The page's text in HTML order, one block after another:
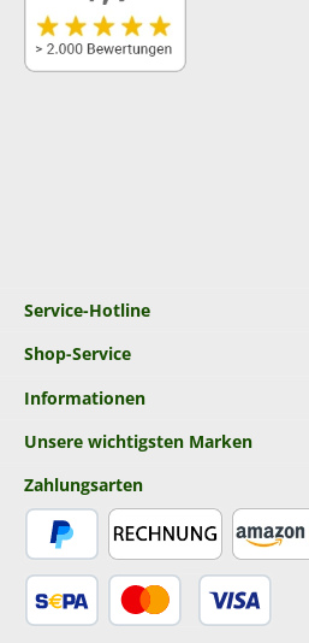
Service-Hotline
Shop-Service
Informationen
Unsere wichtigsten Marken
Zahlungsarten